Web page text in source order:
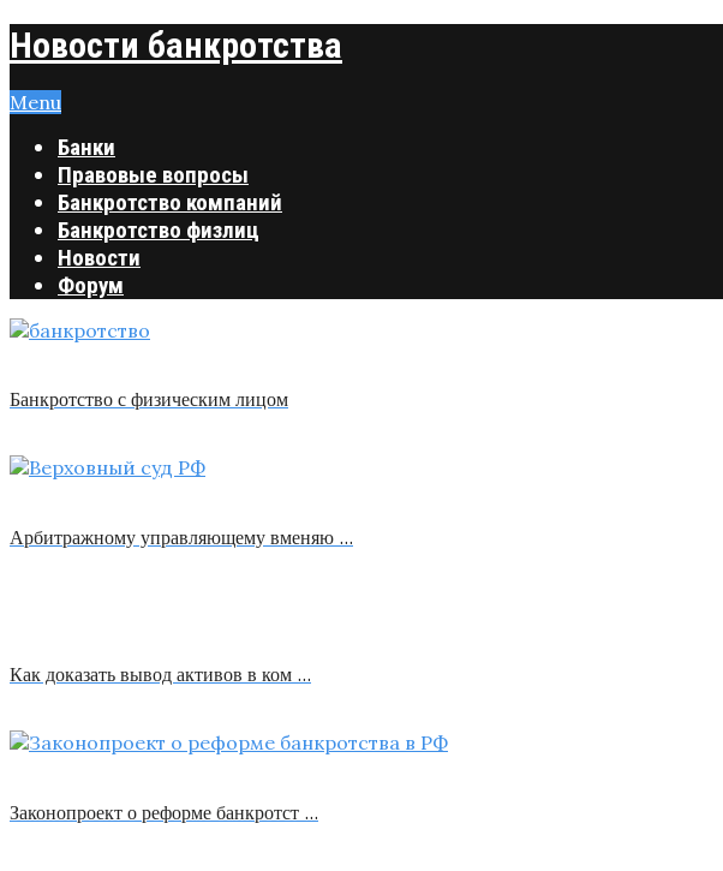
Новости банкротства
Menu
Банки
Правовые вопросы
Банкротство компаний
Банкротство физлиц
Новости
Форум
Банкротство с физическим лицом
Арбитражному управляющему вменяю …
Как доказать вывод активов в ком …
Законопроект о реформе банкротст …